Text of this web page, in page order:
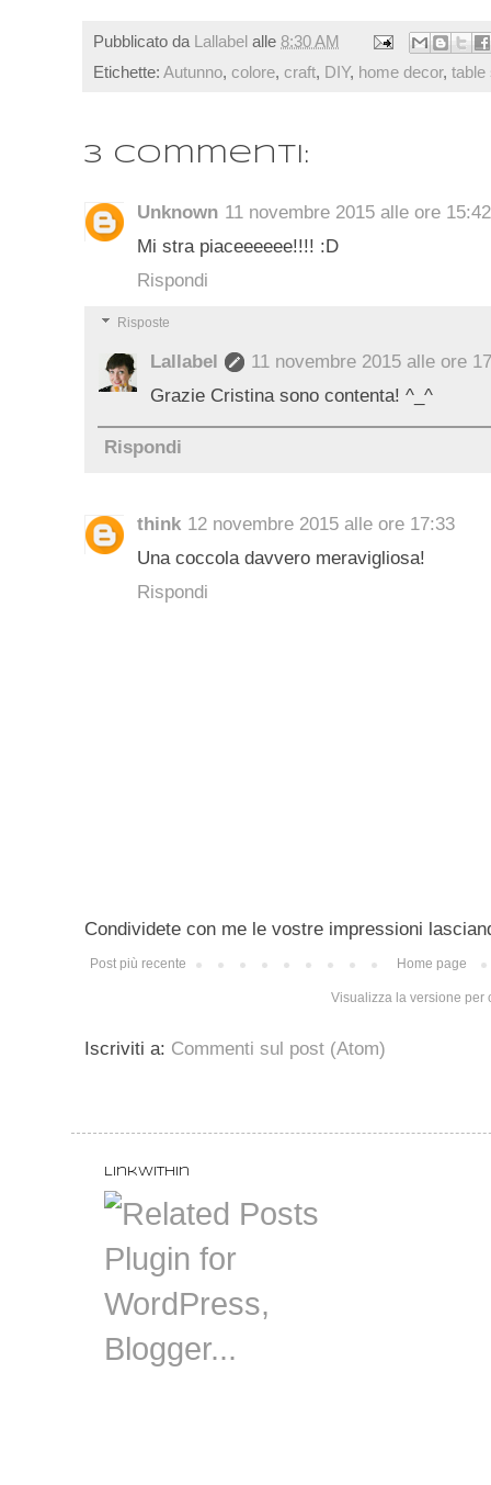
Pubblicato da Lallabel alle 8:30 AM
Etichette: Autunno, colore, craft, DIY, home decor, table
3 commenti:
Unknown 11 novembre 2015 alle ore 15:42
Mi stra piaceeeeee!!!! :D
Rispondi
Risposte
Lallabel
11 novembre 2015 alle ore
Grazie Cristina sono contenta! ^_^
Rispondi
think 12 novembre 2015 alle ore 17:33
Una coccola davvero meravigliosa!
Rispondi
Condividete con me le vostre impressioni
Post più recente Home page
Visualizza la versione per
Iscriviti a: Commenti sul post (Atom)
LinkWithin